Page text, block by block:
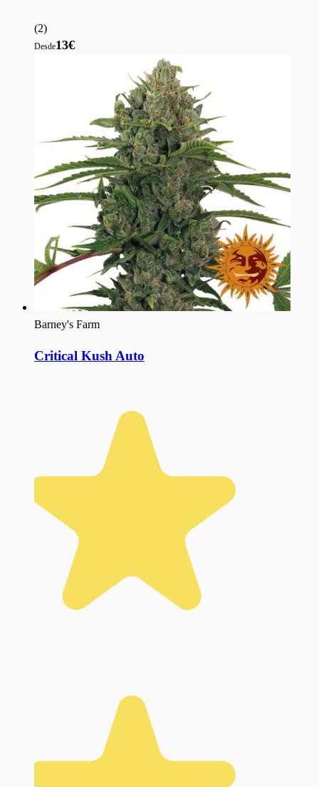
(2)
Desde13€
Barney's Farm
Critical Kush Auto